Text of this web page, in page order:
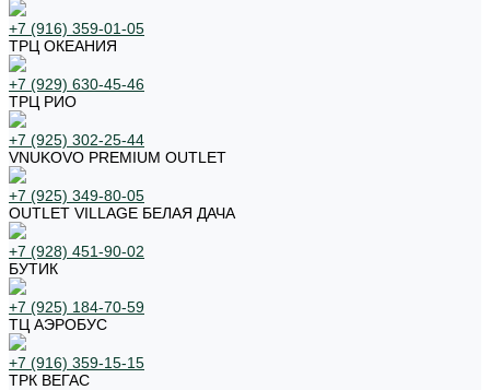
+7 (916) 359-01-05
ТРЦ ОКЕАНИЯ
+7 (929) 630-45-46
ТРЦ РИО
+7 (925) 302-25-44
VNUKOVO PREMIUM OUTLET
+7 (925) 349-80-05
OUTLET VILLAGE БЕЛАЯ ДАЧА
+7 (928) 451-90-02
БУТИК
+7 (925) 184-70-59
ТЦ АЭРОБУС
+7 (916) 359-15-15
ТРК ВЕГАС